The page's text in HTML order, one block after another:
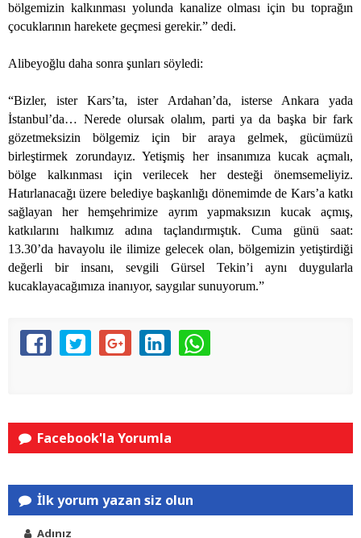
bölgemizin kalkınması yolunda kanalize olması için bu toprağın
çocuklarının harekete geçmesi gerekir.” dedi.
Alibeyoğlu daha sonra şunları söyledi:
“Bizler, ister Kars’ta, ister Ardahan’da, isterse Ankara yada
İstanbul’da… Nerede olursak olalım, parti ya da başka bir fark
gözetmeksizin bölgemiz için bir araya gelmek, gücümüzü
birleştirmek zorundayız. Yetişmiş her insanımıza kucak açmalı,
bölge kalkınması için verilecek her desteği önemsemeliyiz.
Hatırlanacağı üzere belediye başkanlığı dönemimde de Kars’a katkı
sağlayan her hemşehrimize ayrım yapmaksızın kucak açmış,
katkılarını halkımız adına taçlandırmıştık. Cuma günü saat:
13.30’da havayolu ile ilimize gelecek olan, bölgemizin yetiştirdiği
değerli bir insanı, sevgili Gürsel Tekin’i aynı duygularla
kucaklayacağımıza inanıyor, saygılar sunuyorum.”
Facebook'la Yorumla
İlk yorum yazan siz olun
Adınız